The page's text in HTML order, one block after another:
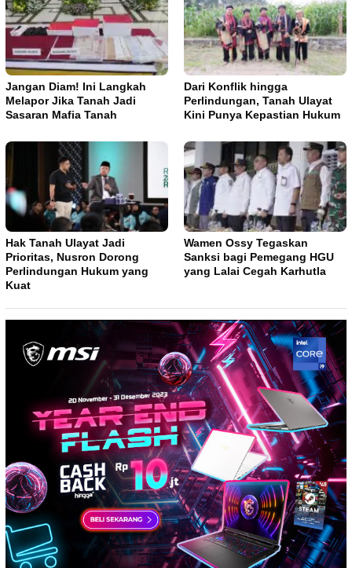
Jangan Diam! Ini Langkah
Melapor Jika Tanah Jadi
Sasaran Mafia Tanah
Dari Konflik hingga
Perlindungan, Tanah Ulayat
Kini Punya Kepastian Hukum
Hak Tanah Ulayat Jadi
Prioritas, Nusron Dorong
Perlindungan Hukum yang
Kuat
Wamen Ossy Tegaskan
Sanksi bagi Pemegang HGU
yang Lalai Cegah Karhutla